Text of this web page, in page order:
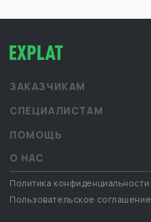
ЗАКАЗЧИКАМ
СПЕЦИАЛИСТАМ
ПОМОЩЬ
О НАС
Политика конфиденциальности
Пользовательское соглашение